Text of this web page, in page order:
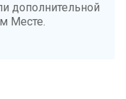
дополнительной
Месте.